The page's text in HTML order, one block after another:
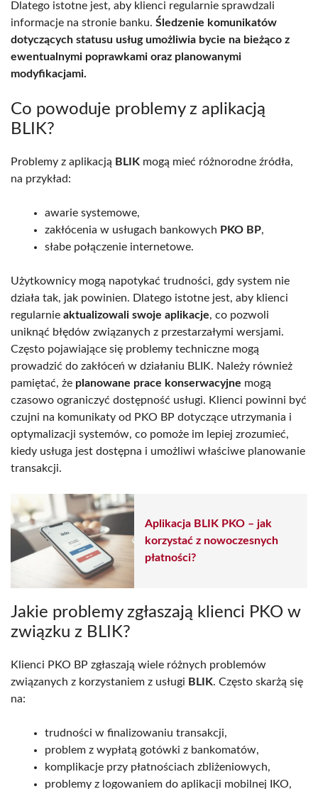
Dlatego istotne jest, aby klienci regularnie sprawdzali
informacje na stronie banku. Śledzenie komunikatów
dotyczących statusu usług umożliwia bycie na bieżąco z
ewentualnymi poprawkami oraz planowanymi
modyfikacjami.
Co powoduje problemy z aplikacją
BLIK?
Problemy z aplikacją BLIK mogą mieć różnorodne źródła,
na przykład:
awarie systemowe,
zakłócenia w usługach bankowych PKO BP,
słabe połączenie internetowe.
Użytkownicy mogą napotykać trudności, gdy system nie
działa tak, jak powinien. Dlatego istotne jest, aby klienci
regularnie aktualizowali swoje aplikacje, co pozwoli
uniknąć błędów związanych z przestarzałymi wersjami.
Często pojawiające się problemy techniczne mogą
prowadzić do zakłóceń w działaniu BLIK. Należy również
pamiętać, że planowane prace konserwacyjne mogą
czasowo ograniczyć dostępność usługi. Klienci powinni być
czujni na komunikaty od PKO BP dotyczące utrzymania i
optymalizacji systemów, co pomoże im lepiej zrozumieć,
kiedy usługa jest dostępna i umożliwi właściwe planowanie
transakcji.
Aplikacja BLIK PKO – jak
korzystać z nowoczesnych
płatności?
Jakie problemy zgłaszają klienci PKO w
związku z BLIK?
Klienci PKO BP zgłaszają wiele różnych problemów
związanych z korzystaniem z usługi BLIK. Często skarżą się
na:
trudności w finalizowaniu transakcji,
problem z wypłatą gotówki z bankomatów,
komplikacje przy płatnościach zbliżeniowych,
problemy z logowaniem do aplikacji mobilnej IKO,